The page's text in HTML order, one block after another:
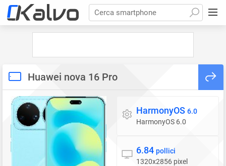
Cerca smartphone
Huawei nova 16 Pro
Sistema operativo
HarmonyOS 6.0
HarmonyOS 6.0
Display
6.84 pollici
1320x2856 pixel